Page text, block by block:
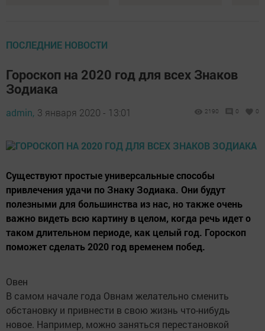
ПОСЛЕДНИЕ НОВОСТИ
Гороскоп на 2020 год для всех Знаков
Зодиака
admin, 3 января 2020 - 13:01 2190 0 0
Существуют простые универсальные способы
привлечения удачи по Знаку Зодиака. Они будут
полезными для большинства из нас, но также очень
важно видеть всю картину в целом, когда речь идет о
таком длительном периоде, как целый год. Гороскоп
поможет сделать 2020 год временем побед.
Овен
В самом начале года Овнам желательно сменить
обстановку и привнести в свою жизнь что-нибудь
новое. Например, можно заняться перестановкой